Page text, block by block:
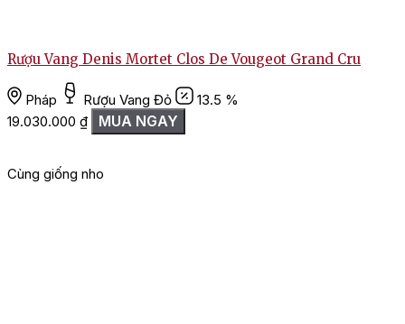
Rượu Vang Denis Mortet Clos De Vougeot Grand Cru
Pháp Rượu Vang Đỏ
13.5 %
19.030.000 ₫ MUA NGAY
Cùng giống nho